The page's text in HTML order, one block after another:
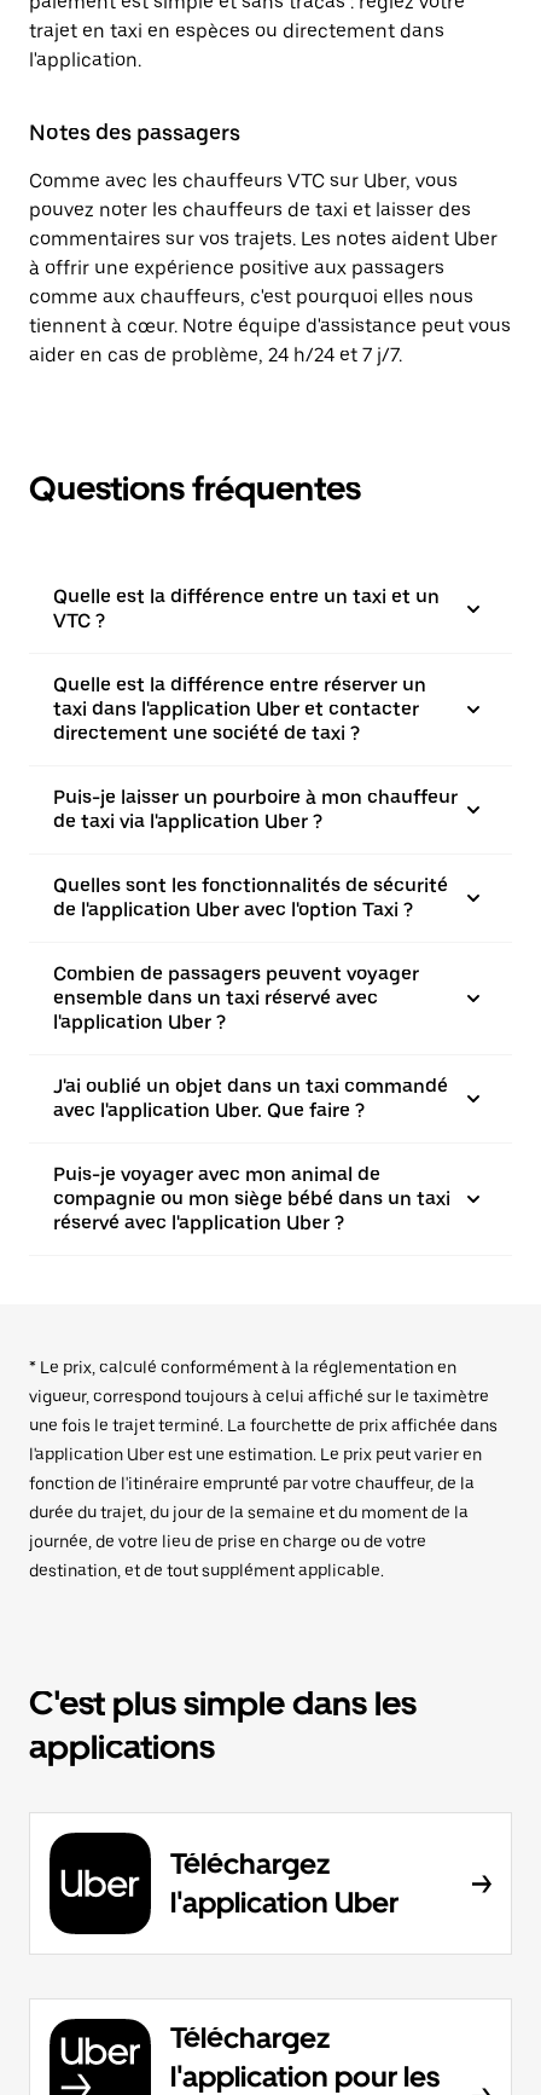
trajet en taxi en espèces ou directement dans
l'application.
Notes des passagers
Comme avec les chauffeurs VTC sur Uber, vous
pouvez noter les chauffeurs de taxi et laisser des
commentaires sur vos trajets. Les notes aident Uber
à offrir une expérience positive aux passagers
comme aux chauffeurs, c'est pourquoi elles nous
tiennent à cœur. Notre équipe d'assistance peut vous
aider en cas de problème, 24 h/24 et 7 j/7.
Questions fréquentes
Quelle est la différence entre un taxi et un
VTC ?
Quelle est la différence entre réserver un
taxi dans l'application Uber et contacter
directement une société de taxi ?
Puis-je laisser un pourboire à mon chauffeur
de taxi via l'application Uber ?
Quelles sont les fonctionnalités de sécurité
de l'application Uber avec l'option Taxi ?
Combien de passagers peuvent voyager
ensemble dans un taxi réservé avec
l'application Uber ?
J'ai oublié un objet dans un taxi commandé
avec l'application Uber. Que faire ?
Puis-je voyager avec mon animal de
compagnie ou mon siège bébé dans un taxi
réservé avec l'application Uber ?
* Le prix, calculé conformément à la réglementation en
vigueur, correspond toujours à celui affiché sur le taximètre
une fois le trajet terminé. La fourchette de prix affichée dans
l'application Uber est une estimation. Le prix peut varier en
fonction de l'itinéraire emprunté par votre chauffeur, de la
durée du trajet, du jour de la semaine et du moment de la
journée, de votre lieu de prise en charge ou de votre
destination, et de tout supplément applicable.
C'est plus simple dans les
applications
Téléchargez
l'application Uber
Téléchargez
l'application pour les